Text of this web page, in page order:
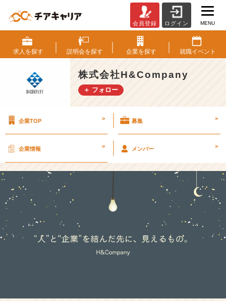
用
支
援”っ
て
地
味？
や、
ち
る。
【株
会員登録 ログイン MENU
求人を探す 説明会を探す 企業を探す 就職イベント
株式会社H&Company
＋ フォロー
企業TOP > 募集 >
企業情報 > メンバー >